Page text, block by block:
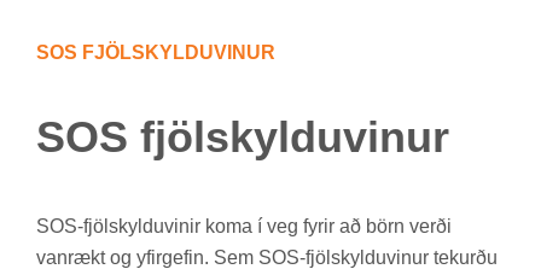
SOS FJÖL­SKYLDU­VIN­UR
SOS fjöl­skyldu­vin­ur
SOS-fjöl­skyldu­vin­ir koma í veg fyr­ir að börn verði
van­rækt og yf­ir­gef­in. Sem SOS-fjöl­skyldu­vin­ur tek­urðu